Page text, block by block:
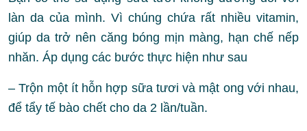
làn da của mình. Vì chúng chứa rất nhiều vitamin,
giúp da trở nên căng bóng mịn màng, hạn chế nếp
nhăn. Áp dụng các bước thực hiện như sau
– Trộn một ít hỗn hợp sữa tươi và mật ong với nhau,
để tẩy tế bào chết cho da 2 lần/tuần.